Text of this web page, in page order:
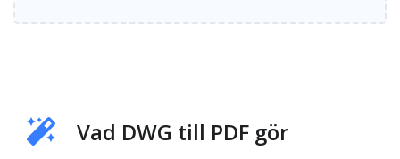
Vad DWG till PDF gör